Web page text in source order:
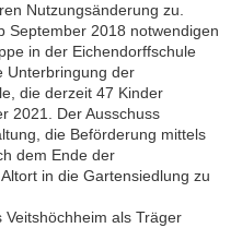
Nutzungsänderung zu.
September 2018 notwendigen
in der Eichendorffschule
Unterbringung der
die derzeit 47 Kinder
2021. Der Ausschuss
die Beförderung mittels
dem Ende der
in die Gartensiedlung zu
Veitshöchheim als Träger